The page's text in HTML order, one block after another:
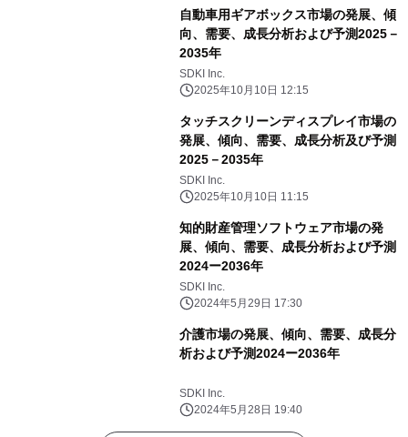
自動車用ギアボックス市場の発展、傾
向、需要、成長分析および予測2025－
2035年
SDKI Inc.
2025年10月10日 12:15
タッチスクリーンディスプレイ市場の
発展、傾向、需要、成長分析及び予測
2025－2035年
SDKI Inc.
2025年10月10日 11:15
知的財産管理ソフトウェア市場の発
展、傾向、需要、成長分析および予測
2024ー2036年
SDKI Inc.
2024年5月29日 17:30
介護市場の発展、傾向、需要、成長分
析および予測2024ー2036年
SDKI Inc.
2024年5月28日 19:40